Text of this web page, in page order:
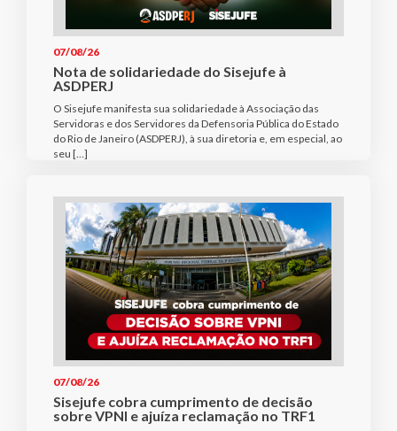
07/08/26
Nota de solidariedade do Sisejufe à
ASDPERJ
O Sisejufe manifesta sua solidariedade à Associação das
Servidoras e dos Servidores da Defensoria Pública do Estado
do Rio de Janeiro (ASDPERJ), à sua diretoria e, em especial, ao
seu […]
07/08/26
Sisejufe cobra cumprimento de decisão
sobre VPNI e ajuíza reclamação no TRF1